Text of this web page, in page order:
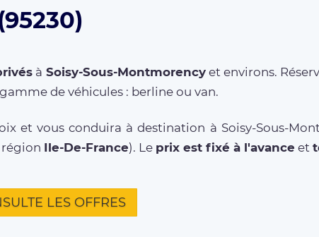
à Soisy-Sous-Montmorencyet environs.
de véhicules : berline ou van.
et vous conduira à destination à Soisy-Sous-
Ile-De-France). Le prix est fixé à l'avance et
LES OFFRES